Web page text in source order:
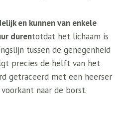
en kunnen van enkele
durentotdat het lichaam is
tussen de genegenheid
precies de helft van het
getraceerd met een heerser
naar de borst.